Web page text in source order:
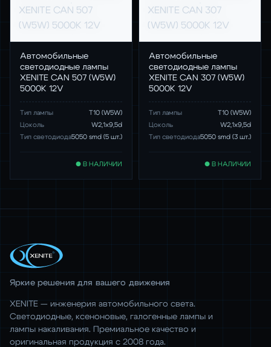
Автомобильные
светодиодные лампы
XENITE CAN 507 (W5W)
5000K 12V
Тип лампы
Т10 (W5W)
Цоколь
W2,1x9,5d
Тип светодиода5050 smd (5 шт.)
● В НАЛИЧИИ
Автомобильные
светодиодные лампы
XENITE CAN 307 (W5W)
5000К 12V
Тип лампы
Т10 (W5W)
Цоколь
W2,1x9,5d
Тип светодиода5050 smd (3 шт.)
● В НАЛИЧИИ
Яркие решения для вашего движения
XENITE — инженерия автомобильного света.
Светодиодные, ксеноновые, галогенные лампы и
лампы накаливания. Премиальное качество и
оригинальная продукция с 2008 года.